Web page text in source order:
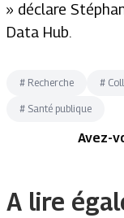
» déclare
Data Hub.
# Recherche #
# Santé publique
Avez-
A lire